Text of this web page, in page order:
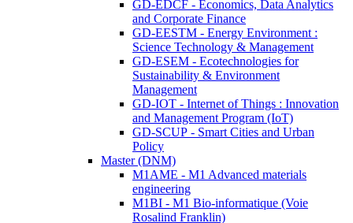
GD-EDCF - Economics, Data Analytics
and Corporate Finance
GD-EESTM - Energy Environment :
Science Technology & Management
GD-ESEM - Ecotechnologies for
Sustainability & Environment
Management
GD-IOT - Internet of Things : Innovation
and Management Program (IoT)
GD-SCUP - Smart Cities and Urban
Policy
Master (DNM)
M1AME - M1 Advanced materials
engineering
M1BI - M1 Bio-informatique (Voie
Rosalind Franklin)